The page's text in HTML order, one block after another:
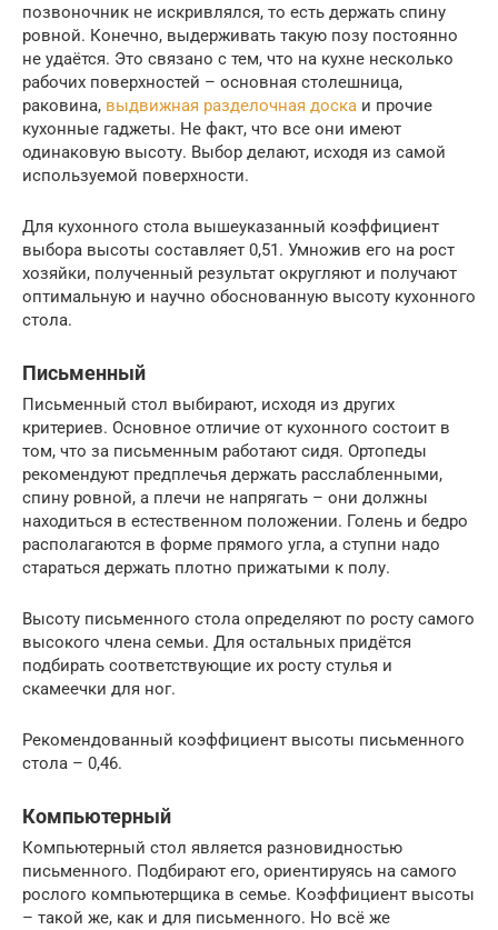
позвоночник не искривлялся, то есть держать спину
ровной. Конечно, выдерживать такую позу постоянно
не удаётся. Это связано с тем, что на кухне несколько
рабочих поверхностей – основная столешница,
раковина, выдвижная разделочная доска и прочие
кухонные гаджеты. Не факт, что все они имеют
одинаковую высоту. Выбор делают, исходя из самой
используемой поверхности.
Для кухонного стола вышеуказанный коэффициент
выбора высоты составляет 0,51. Умножив его на рост
хозяйки, полученный результат округляют и получают
оптимальную и научно обоснованную высоту кухонного
стола.
Письменный
Письменный стол выбирают, исходя из других
критериев. Основное отличие от кухонного состоит в
том, что за письменным работают сидя. Ортопеды
рекомендуют предплечья держать расслабленными,
спину ровной, а плечи не напрягать – они должны
находиться в естественном положении. Голень и бедро
располагаются в форме прямого угла, а ступни надо
стараться держать плотно прижатыми к полу.
Высоту письменного стола определяют по росту самого
высокого члена семьи. Для остальных придётся
подбирать соответствующие их росту стулья и
скамеечки для ног.
Рекомендованный коэффициент высоты письменного
стола – 0,46.
Компьютерный
Компьютерный стол является разновидностью
письменного. Подбирают его, ориентируясь на самого
рослого компьютерщика в семье. Коэффициент высоты
– такой же, как и для письменного. Но всё же